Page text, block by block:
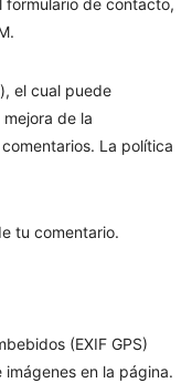
formulario de contacto,
el cual puede
de la
La política
tu comentario.
(EXIF GPS)
en la página.